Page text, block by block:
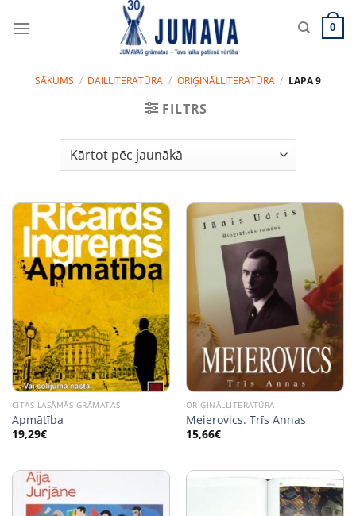
0
SĀKUMS / DAIĻLITERATŪRA / ORIĢINĀLLITERATŪRA / LAPA 9
FILTRS
CITAS LASĀMĀS GRĀMATAS
Apmātība
19,29€
ORIĢINĀLLITERATŪRA
Meierovics. Trīs Annas
15,66€